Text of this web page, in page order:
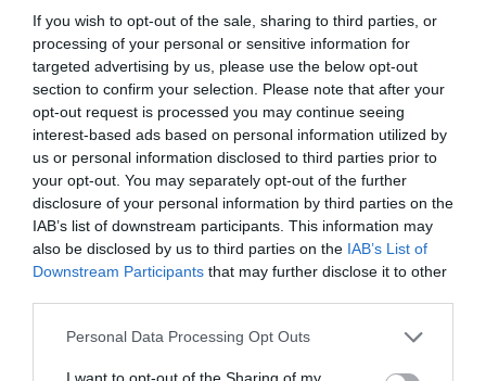
If you wish to opt-out of the sale, sharing to third parties, or
processing of your personal or sensitive information for
targeted advertising by us, please use the below opt-out
section to confirm your selection. Please note that after your
opt-out request is processed you may continue seeing
interest-based ads based on personal information utilized by
us or personal information disclosed to third parties prior to
your opt-out. You may separately opt-out of the further
disclosure of your personal information by third parties on the
IAB’s list of downstream participants. This information may
also be disclosed by us to third parties on the IAB’s List of
Downstream Participants that may further disclose it to other
Please note that this website/app uses one or more Google
not limited to your visit or usage behaviour. You may click to
Personal Data Processing Opt Outs
I want to opt-out of the Sharing of my
ΔΕΙΤΕ ΠΡΩΤΟΙΟΛΑ ΤΑ ΝΕΑ ΤΟΥ PAGENEWS ΣΤΟ
GOOGLE NEWS
Σχετικά άρθρα:
➤ ΑΣΕΠ 5Κ/2024: 138 μόνιμοι σε 22 περιοχές
➤ ΑΣΕΠ 5Κ/2024: 138 μόνιμοι για 31 ειδικότητες
➤ ΑΣΕΠ 5Κ/2024: Βγήκε το ΦΕΚ – Μόνιμοι σε υπουργεία,
επιμελητήρια